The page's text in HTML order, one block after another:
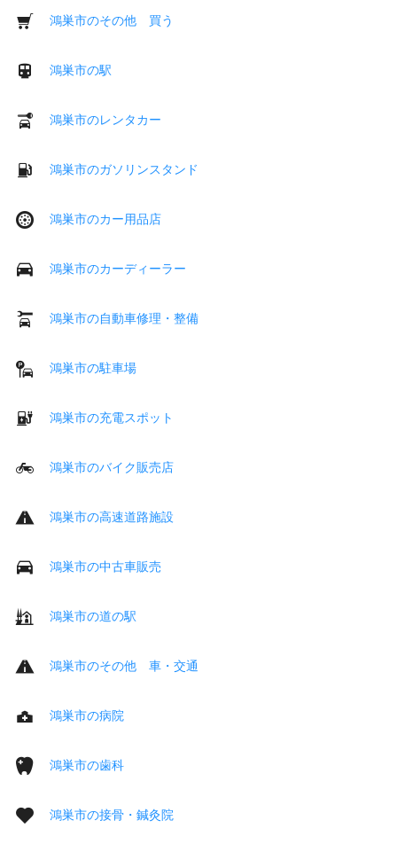
鴻巣市のその他 買う
鴻巣市の駅
鴻巣市のレンタカー
鴻巣市のガソリンスタンド
鴻巣市のカー用品店
鴻巣市のカーディーラー
鴻巣市の自動車修理・整備
鴻巣市の駐車場
鴻巣市の充電スポット
鴻巣市のバイク販売店
鴻巣市の高速道路施設
鴻巣市の中古車販売
鴻巣市の道の駅
鴻巣市のその他 車・交通
鴻巣市の病院
鴻巣市の歯科
鴻巣市の接骨・鍼灸院